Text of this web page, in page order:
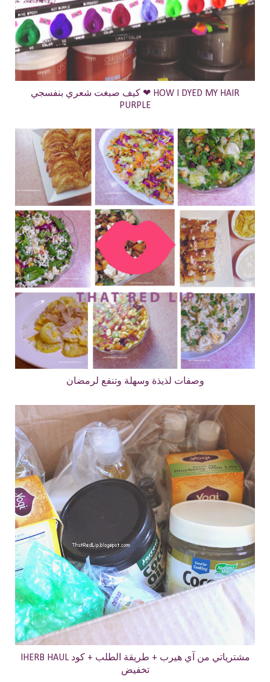
كيف صبغت شعري بنفسجي ❤ HOW I DYED MY HAIR
PURPLE
وصفات لذيذة وسهلة وتنفع لرمضان
IHERB HAUL مشترياتي من آي هيرب + طريقة الطلب + كود
تخفيض